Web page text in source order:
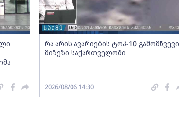
რა არის ავარიების ტოპ-10 გამომწვევი
მიზეზი საქართველოში
2026/08/06 14:30